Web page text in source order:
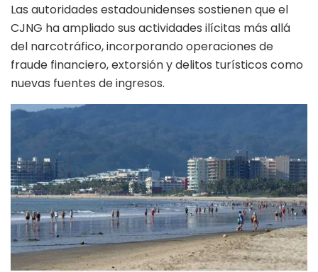
Las autoridades estadounidenses sostienen que el
CJNG ha ampliado sus actividades ilícitas más allá
del narcotráfico, incorporando operaciones de
fraude financiero, extorsión y delitos turísticos como
nuevas fuentes de ingresos.